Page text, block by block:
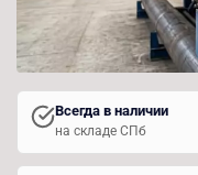
Всегда в наличии
на складе СПб